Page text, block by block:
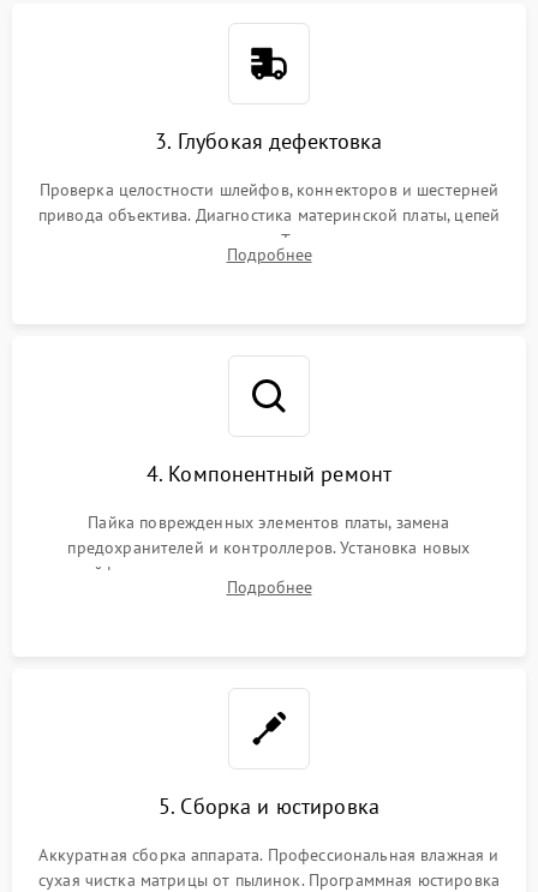
3. Глубокая дефектовка
Проверка целостности шлейфов, коннекторов и шестерней
привода объектива. Диагностика материнской платы, цепей
питания и картоприемника. Тестирование механизма
затвора и блока внутрикамерной стабилизации.
Подробнее
4. Компонентный ремонт
Пайка поврежденных элементов платы, замена
предохранителей и контроллеров. Установка новых
шлейфов, дисплея, механизма затвора или двигателя
автофокуса. Восстановление геометрии тубуса объектива
Подробнее
5. Сборка и юстировка
Аккуратная сборка аппарата. Профессиональная влажная и
сухая чистка матрицы от пылинок. Программная юстировка